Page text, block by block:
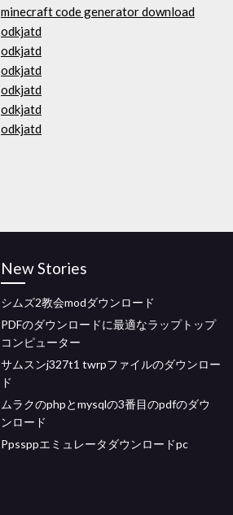
minecraft code generator download
odkjatd
odkjatd
odkjatd
odkjatd
odkjatd
odkjatd
New Stories
シムズ2教会modダウンロード
PDFのダウンロードに最適なラップトップ
コンピューター
サムスンj327t1 twrpファイルのダウンロー
ド
ムラクのphpとmysqlの3番目のpdfのダウ
ンロード
Ppssppエミュレータダウンロードpc